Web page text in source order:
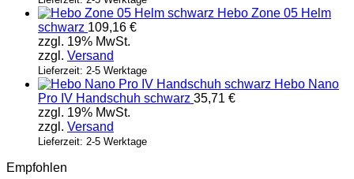
Hebo Zone 05 Helm
schwarz 109,16 €
zzgl. 19% MwSt.
zzgl. Versand
Lieferzeit: 2-5 Werktage
Hebo Nano
Pro IV Handschuh schwarz 35,71 €
zzgl. 19% MwSt.
zzgl. Versand
Lieferzeit: 2-5 Werktage
Empfohlen